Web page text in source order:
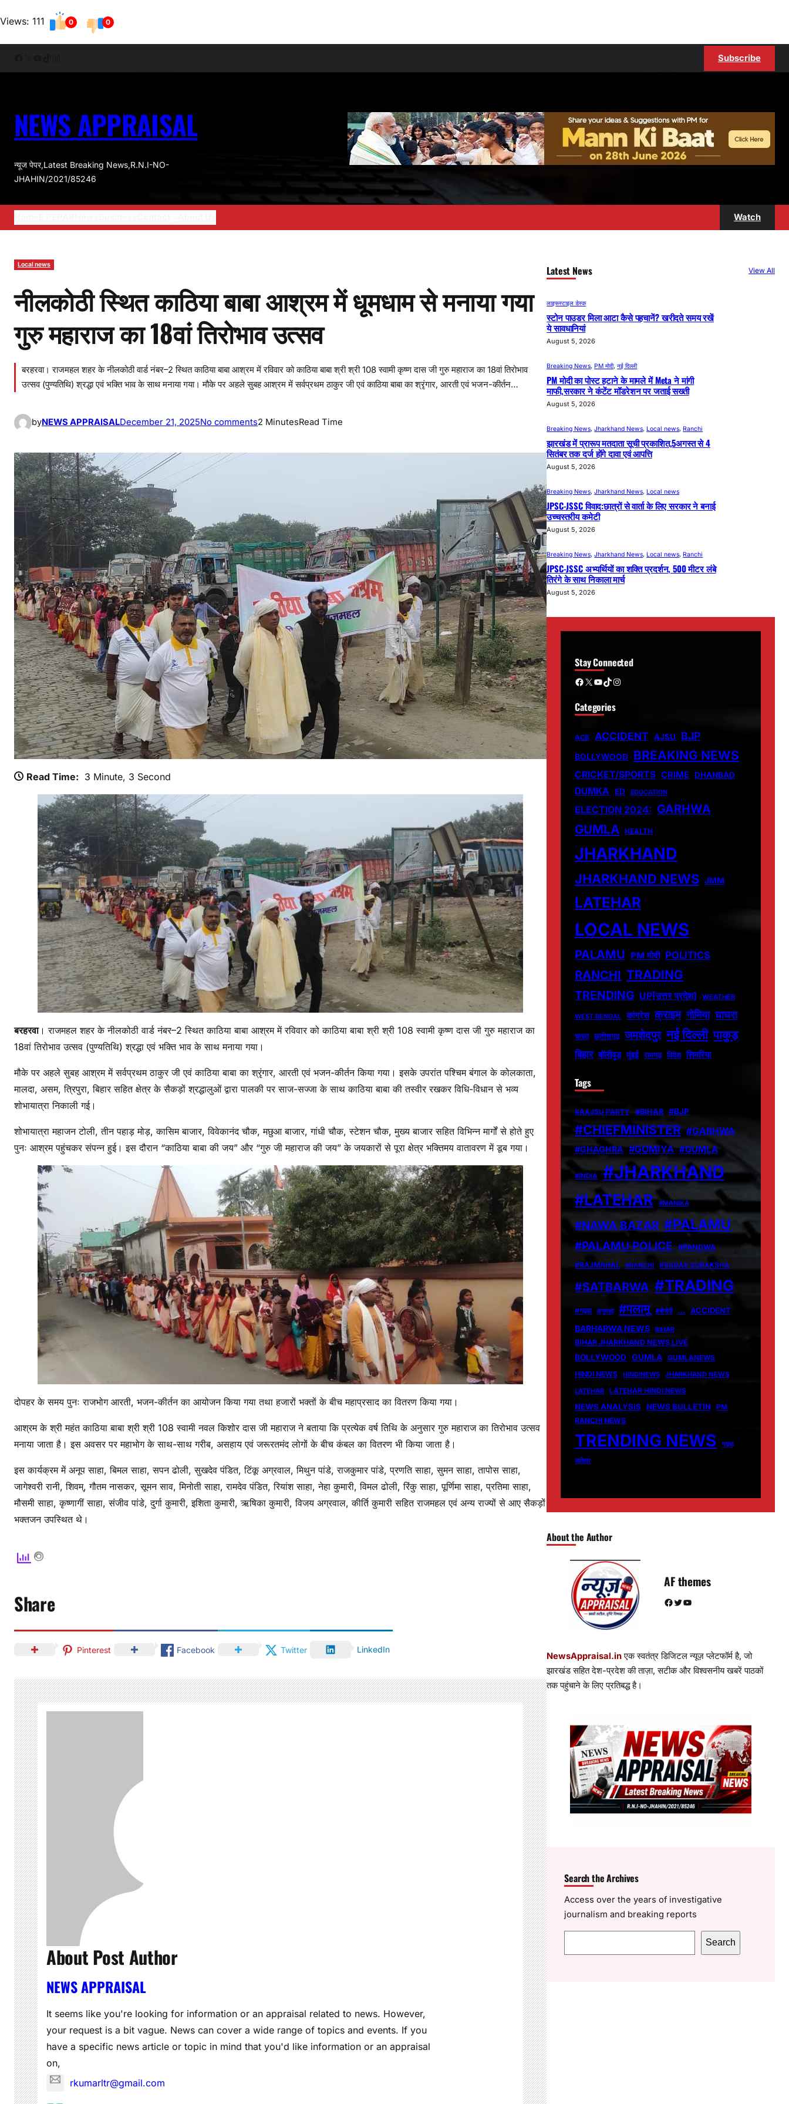
Views: 111 0 0
Subscribe
NEWS APPRAISAL
न्यूज पेपर,Latest Breaking News,R.N.I-NO-
JHAHIN/2021/85246
Watch
Local news
नीलकोठी स्थित काठिया बाबा आश्रम में धूमधाम से मनाया गया
गुरु महाराज का 18वां तिरोभाव उत्सव
बरहरवा। राजमहल शहर के नीलकोठी वार्ड नंबर–2 स्थित काठिया बाबा आश्रम में रविवार को काठिया बाबा श्री श्री 108 स्वामी कृष्ण दास जी गुरु महाराज का 18वां तिरोभाव
उत्सव (पुण्यतिथि) श्रद्धा एवं भक्ति भाव के साथ मनाया गया। मौके पर अहले सुबह आश्रम में सर्वप्रथम ठाकुर जी एवं काठिया बाबा का श्रृंगार, आरती एवं भजन-कीर्तन…
byNEWS APPRAISALDecember 21, 2025No commentso
नी
त
का
ठि
या
बा
आ
श्र
धा
म
म
ना
म
हा
रा
का
1
8
वां
ति
रो
व
त्स
2 MinutesRead Time
Read Time: 3 Minute, 3 Second
बरहरवा। राजमहल शहर के नीलकोठी वार्ड नंबर–2 स्थित काठिया बाबा आश्रम में रविवार को काठिया बाबा श्री श्री 108 स्वामी कृष्ण दास जी गुरु महाराज का
18वां तिरोभाव उत्सव (पुण्यतिथि) श्रद्धा एवं भक्ति भाव के साथ मनाया गया।
मौके पर अहले सुबह आश्रम में सर्वप्रथम ठाकुर जी एवं काठिया बाबा का श्रृंगार, आरती एवं भजन-कीर्तन किया गया। इसके उपरांत पश्चिम बंगाल के कोलकाता,
मालदा, असम, त्रिपुरा, बिहार सहित क्षेत्र के सैकड़ों श्रद्धालुओं द्वारा पालकी पर साज-सज्जा के साथ काठिया बाबा की तस्वीर रखकर विधि-विधान से भव्य
शोभायात्रा निकाली गई।
शोभायात्रा महाजन टोली, तीन पहाड़ मोड़, कासिम बाजार, विवेकानंद चौक, मछुआ बाजार, गांधी चौक, स्टेशन चौक, मुख्य बाजार सहित विभिन्न मार्गों से होते हुए
पुनः आश्रम पहुंचकर संपन्न हुई। इस दौरान “काठिया बाबा की जय” और “गुरु जी महाराज की जय” के जयकारों से पूरा क्षेत्र भक्तिमय वातावरण में डूब गया।
दोपहर के समय पुनः राजभोग आरती, भजन-कीर्तन का आयोजन किया गया तथा हजारों भक्तों के बीच महाप्रसाद का वितरण किया गया।
आश्रम के श्री महंत काठिया बाबा श्री श्री 108 स्वामी नवल किशोर दास जी महाराज ने बताया कि प्रत्येक वर्ष तिथि के अनुसार गुरु महाराज का तिरोभाव उत्सव
मनाया जाता है। इस अवसर पर महाभोग के साथ-साथ गरीब, असहाय एवं जरूरतमंद लोगों के बीच कंबल का वितरण भी किया जाता है।
इस कार्यक्रम में अनूप साहा, बिमल साहा, सपन ढोली, सुखदेव पंडित, टिंकू अग्रवाल, मिथुन पांडे, राजकुमार पांडे, प्रणति साहा, सुमन साहा, तापोस साहा,
जागेश्वरी रानी, शिवम्, गौतम नासकर, सूमन साव, मिनोती साहा, रामदेव पंडित, रियांश साहा, नेहा कुमारी, विमल ढोली, रिंकु साहा, पूर्णिमा साहा, प्रतिमा साहा,
मौसमी साहा, कृष्णागीं साहा, संजीव पांडे, दुर्गा कुमारी, इशिता कुमारी, ऋषिका कुमारी, विजय अग्रवाल, कीर्ति कुमारी सहित राजमहल एवं अन्य राज्यों से आए सैकड़ों
भक्तजन उपस्थित थे।
Share
Pinterest Facebook Twitter LinkedIn
About Post Author
NEWS APPRAISAL
It seems like you're looking for information or an appraisal related to news. However,
your request is a bit vague. News can cover a wide range of topics and events. If you
have a specific news article or topic in mind that you'd like information or an appraisal
on,
rkumarltr@gmail.com
Latest News View All
लाइफस्टाइल डेस्क
स्टोन पाउडर मिला आटा कैसे पहचानें? खरीदते समय रखें
ये सावधानियां
August 5, 2026
Breaking News, PM मोदी, नई दिल्ली
PM मोदी का पोस्ट हटाने के मामले में Meta ने मांगी
माफी,सरकार ने कंटेंट मॉडरेशन पर जताई सख्ती
August 5, 2026
Breaking News, Jharkhand News, Local news, Ranchi
झारखंड में प्रारूप मतदाता सूची प्रकाशित,5अगस्त से 4
सितंबर तक दर्ज होंगे दावा एवं आपत्ति
August 5, 2026
Breaking News, Jharkhand News, Local news
JPSC-JSSC विवाद:छात्रों से वार्ता के लिए सरकार ने बनाई
उच्चस्तरीय कमेटी
August 5, 2026
Breaking News, Jharkhand News, Local news, Ranchi
JPSC-JSSC अभ्यर्थियों का शक्ति प्रदर्शन, 500 मीटर लंबे
तिरंगे के साथ निकाला मार्च
August 5, 2026
Stay Connected
Facebook X YouTube TikTok Instagram
Categories
ACB ACCIDENT AJSU BJP
BOLLYWOOD BREAKING NEWS
CRICKET/SPORTS CRIME DHANBAD
DUMKA ED EDUCATION
ELECTION 2024: GARHWA
GUMLA HEALTH
JHARKHAND
JHARKHAND NEWS JMM
LATEHAR
LOCAL NEWS
PALAMU PM मोदी POLITICS
RANCHI TRADING
TRENDING UP[उत्तर प्रदेश] WEATHER
WEST BENGAL कांग्रेस क्राइम गोमिया घाघरा
चतरा छत्तीसगढ़ जमशेदपुर नई दिल्ली पाकुड़
बिहार बॉलीवुड मुंबई रामगढ़ विदेश सिमरिया
Tags
#AAJSU PARTY #BIHAR #BJP
#CHIEFMINISTER #GARHWA
#GHAGHRA #GOMIYA #GUMLA
#INDIA #JHARKHAND
#LATEHAR #MANIKA
#NAWA BAZAR #PALAMU
#PALAMU POLICE
#PANDWA
#RAJMAHAL
#RANCHI #SADAK SURAKSHA
#SATBARWA #TRADING
#गढ़वा #गुमला #पलामू #बीजेपी … ACCIDENT
BARHARWA NEWS BIHAR
BIHAR JHARKHAND NEWS LIVE
BOLLYWOOD GUMLA
GUMLANEWS
HINDI NEWS
HINDINEWS
JHARKHAND NEWS
LATEHAR
LATEHAR HINDI NEWS
NEWS ANALYSIS NEWS BULLETIN
PM
RANCHI NEWS
TRENDING NEWS
गढ़वा
लातेहार
About the Author
AF themes
Facebook Twitter YouTube
NewsAppraisal.inएक स्वतंत्र डिजिटल न्यूज़ प्लेटफॉर्म है, जो
झारखंड सहित देश-प्रदेश की ताज़ा, सटीक और विश्वसनीय खबरें पाठकों
तक पहुंचाने के लिए प्रतिबद्ध है।
Search the Archives
Access over the years of investigative
journalism and breaking reports
e
Search